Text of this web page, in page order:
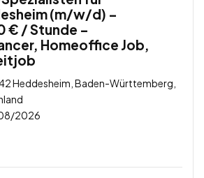
(m/w/d) –
€ / Stunde –
Homeoffice Job,
Heddesheim, Baden-Württemberg,
2026